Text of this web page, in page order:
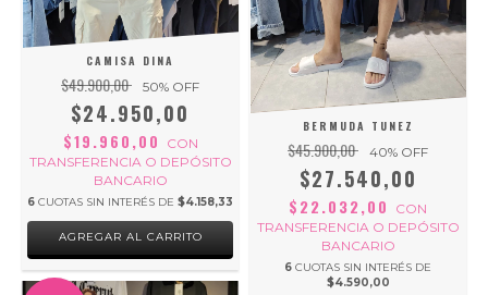
CAMISA DINA
$49.900,00 50% OFF
$24.950,00
$19.960,00
CON
TRANSFERENCIA O DEPÓSITO
BANCARIO
6 CUOTAS SIN INTERÉS DE $4.158,33
AGREGAR AL CARRITO
BERMUDA TUNEZ
$45.900,00 40% OFF
$27.540,00
$22.032,00
CON
TRANSFERENCIA O DEPÓSITO
BANCARIO
6 CUOTAS SIN INTERÉS DE
$4.590,00